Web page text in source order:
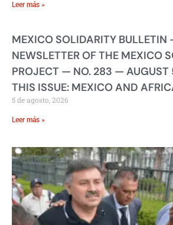
Leer más »
MEXICO SOLIDARITY BULLETIN
NEWSLETTER OF THE MEXICO
PROJECT — NO. 283 —
THIS ISSUE: MEXICO AND
5 de agosto, 2026
Leer más »